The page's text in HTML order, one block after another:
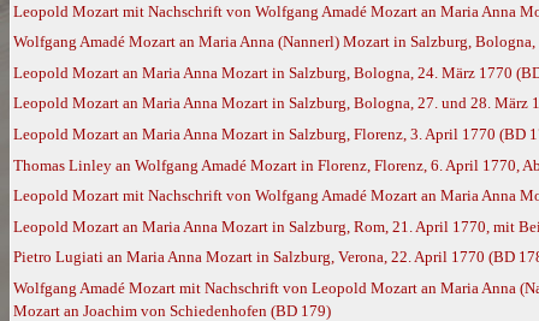
Leopold Mozart mit Nachschrift von Wolfgang Amadé Mozart an Maria Anna
Wolfgang Amadé Mozart an Maria Anna (Nannerl) Mozart in Salzburg,
Leopold Mozart an Maria Anna Mozart in Salzburg, Bologna, 24. März 1770
Leopold Mozart an Maria Anna Mozart in Salzburg, Bologna, 27. und 28. März
Leopold Mozart an Maria Anna Mozart in Salzburg, Florenz, 3. April 1770 (BD
Thomas Linley an Wolfgang Amadé Mozart in Florenz, Florenz, 6. April 1770,
Leopold Mozart mit Nachschrift von Wolfgang Amadé Mozart an Maria Anna
Leopold Mozart an Maria Anna Mozart in Salzburg, Rom, 21. April 1770, mit
Pietro Lugiati an Maria Anna Mozart in Salzburg, Verona, 22. April 1770 (BD
Wolfgang Amadé Mozart mit Nachschrift von Leopold Mozart an Maria Anna
Mozart an Joachim von Schiedenhofen (BD 179)